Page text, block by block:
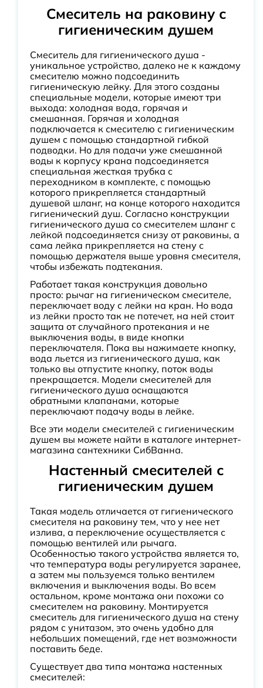
Смеситель на раковину с
гигиеническим душем
Смеситель для гигиенического душа -
уникальное устройство, далеко не к каждому
смесителю можно подсоединить
гигиеническую лейку. Для этого созданы
специальные модели, которые имеют три
выхода: холодная вода, горячая и
смешанная. Горячая и холодная
подключается к смесителю с гигиеническим
душем с помощью стандартной гибкой
подводки. Но для подачи уже смешанной
воды к корпусу крана подсоединяется
специальная жесткая трубка с
переходником в комплекте, с помощью
которого прикрепляется стандартный
душевой шланг, на конце которого находится
гигиенический душ. Согласно конструкции
гигиенического душа со смесителем шланг с
лейкой подсоединяется снизу от раковины, а
сама лейка прикрепляется на стену с
помощью держателя выше уровня смесителя,
чтобы избежать подтекания.
Работает такая конструкция довольно
просто: рычаг на гигиеническом смесителе,
переключает воду с лейки на кран. Но вода
из лейки просто так не потечет, на ней стоит
защита от случайного протекания и не
выключения воды, в виде кнопки
переключателя. Пока вы нажимаете кнопку,
вода льется из гигиенического душа, как
только вы отпустите кнопку, поток воды
прекращается. Модели смесителей для
гигиенического душа оснащаются
обратными клапанами, которые
переключают подачу воды в лейке.
Все эти модели смесителей с гигиеническим
душем вы можете найти в каталоге интернет-
магазина сантехники СибВанна.
Настенный смесителей с
гигиеническим душем
Такая модель отличается от гигиенического
смесителя на раковину тем, что у нее нет
излива, а переключение осуществляется с
помощью вентилей или рычага.
Особенностью такого устройства является то,
что температура воды регулируется заранее,
а затем мы пользуемся только вентилем
включения и выключения воды. Во всем
остальном, кроме монтажа они похожи со
смесителем на раковину. Монтируется
смеситель для гигиенического душа на стену
рядом с унитазом, это очень удобно для
небольших помещений, где нет возможности
поставить беде.
Существует два типа монтажа настенных
смесителей: